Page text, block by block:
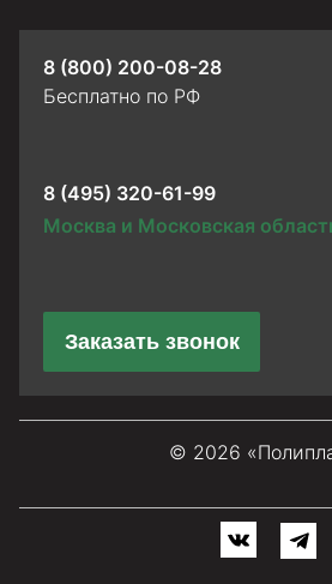
8 (800) 200-08-28
Бесплатно по РФ
8 (495) 320-61-99
Москва и Московская
Заказать звонок
© 2026